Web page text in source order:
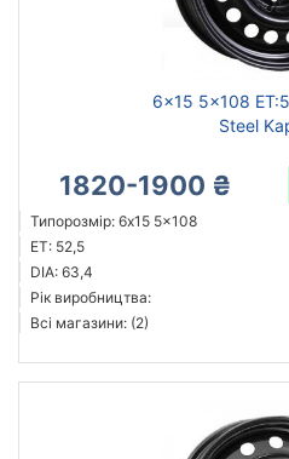
6x15 5x108
Steel
1820-1900 ₴
Типорозмір: 6x15 5x108
ET: 52,5
DIA: 63,4
Рік виробництва:
Всі магазини: (2)